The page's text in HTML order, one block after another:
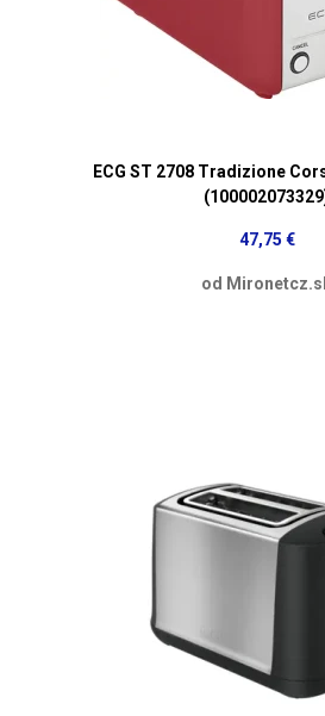
ECG ST 2708 Tradizione
47,75 €
od